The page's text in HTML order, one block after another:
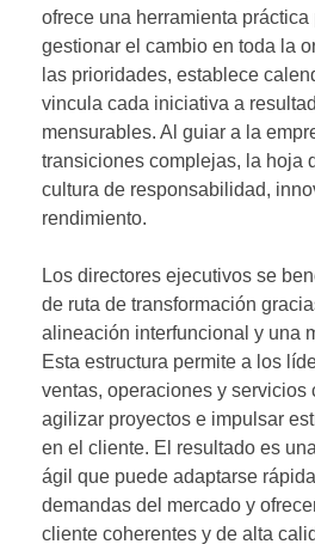
ofrece una herramienta
gestionar el cambio en toda la
las prioridades, establece
vincula cada iniciativa a
mensurables. Al guiar a la
transiciones complejas, la hoja
cultura de responsabilidad,
rendimiento.
Los directores ejecutivos se
de ruta de transformación
alineación interfuncional y una
Esta estructura permite a los
ventas, operaciones y servicios
agilizar proyectos e impulsar
en el cliente. El resultado es
ágil que puede adaptarse
demandas del mercado y
cliente coherentes y de alta